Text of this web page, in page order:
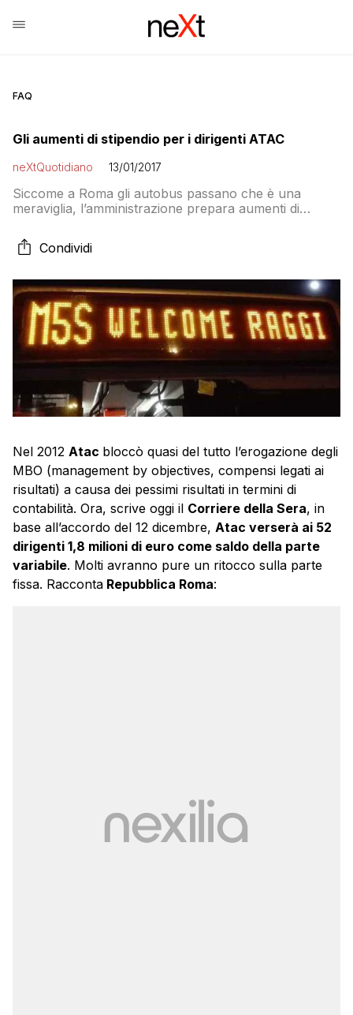
FAQ
Gli aumenti di stipendio per i dirigenti ATAC
neXtQuotidiano 13/01/2017
Siccome a Roma gli autobus passano che è una
meraviglia, l’amministrazione prepara aumenti di
pazziando, raga!1!
Condividi
Nel 2012 Atac bloccò quasi del tutto l’erogazione degli
MBO (management by objectives, compensi legati ai
risultati) a causa dei pessimi risultati in termini di
contabilità. Ora, scrive oggi il Corriere della Sera, in
base all’accordo del 12 dicembre, Atac verserà ai 52
dirigenti 1,8 milioni di euro come saldo della parte
variabile. Molti avranno pure un ritocco sulla parte
fissa. Racconta Repubblica Roma: